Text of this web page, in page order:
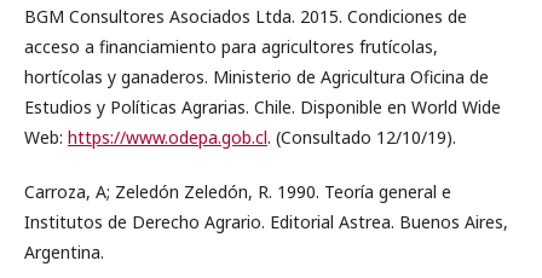
BGM Consultores Asociados Ltda. 2015. Condiciones de
acceso a financiamiento para agricultores frutícolas,
hortícolas y ganaderos. Ministerio de Agricultura Oficina de
Estudios y Políticas Agrarias. Chile. Disponible en World Wide
Web: https://www.odepa.gob.cl. (Consultado 12/10/19).
Carroza, A; Zeledón Zeledón, R. 1990. Teoría general e
Institutos de Derecho Agrario. Editorial Astrea. Buenos Aires,
Argentina.